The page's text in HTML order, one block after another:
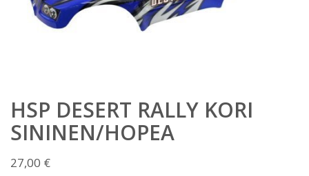
HSP DESERT RALLY KORI
SININEN/HOPEA
27,00 €